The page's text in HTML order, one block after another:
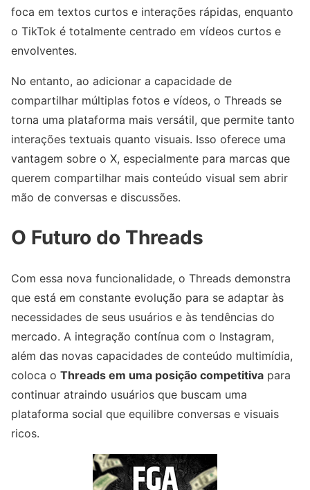
foca em textos curtos e interações rápidas, enquanto
o TikTok é totalmente centrado em vídeos curtos e
envolventes.
No entanto, ao adicionar a capacidade de
compartilhar múltiplas fotos e vídeos, o Threads se
torna uma plataforma mais versátil, que permite tanto
interações textuais quanto visuais. Isso oferece uma
vantagem sobre o X, especialmente para marcas que
querem compartilhar mais conteúdo visual sem abrir
mão de conversas e discussões.
O Futuro do Threads
Com essa nova funcionalidade, o Threads demonstra
que está em constante evolução para se adaptar às
necessidades de seus usuários e às tendências do
mercado. A integração contínua com o Instagram,
além das novas capacidades de conteúdo multimídia,
coloca o Threads em uma posição competitiva para
continuar atraindo usuários que buscam uma
plataforma social que equilibre conversas e visuais
ricos.